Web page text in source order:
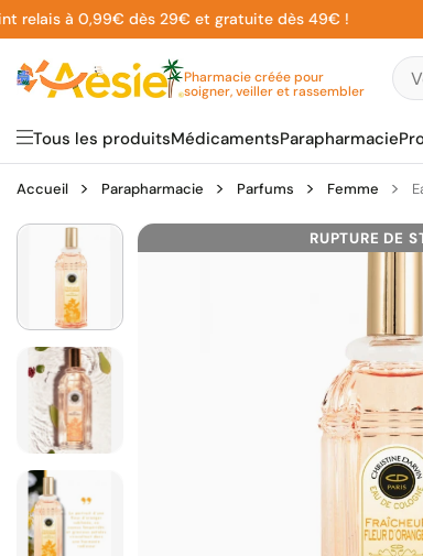
Aller
au
contenu
à 0,99€ dès 29€ et gratuite dès 49€ !
Pharmacie créée pour
soigner, veiller et rassembler
Tous les produitsMédicamentsParapharmacie
Accueil Parapharmacie Parfums Femme
RUPTURE DE